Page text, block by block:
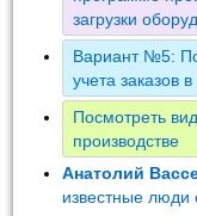
загрузки
Вариант №5:
учета заказов
Посмотреть
производстве
Анатолий
известные